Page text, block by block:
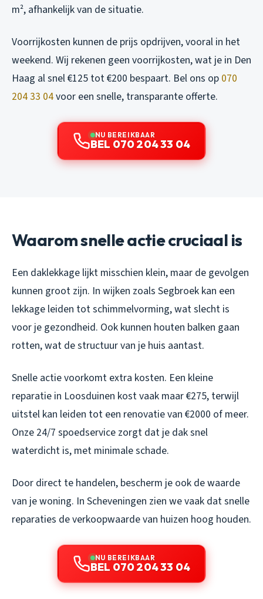
m², afhankelijk van de situatie.
Voorrijkosten kunnen de prijs opdrijven, vooral in het
weekend. Wij rekenen geen voorrijkosten, wat je in Den
Haag al snel €125 tot €200 bespaart. Bel ons op 070
204 33 04voor een snelle, transparante offerte.
NU BEREIKBAAR
BEL 070 204 33 04
Waarom snelle actie cruciaal is
Een daklekkage lijkt misschien klein, maar de gevolgen
kunnen groot zijn. In wijken zoals Segbroek kan een
lekkage leiden tot schimmelvorming, wat slecht is
voor je gezondheid. Ook kunnen houten balken gaan
rotten, wat de structuur van je huis aantast.
Snelle actie voorkomt extra kosten. Een kleine
reparatie in Loosduinen kost vaak maar €275, terwijl
uitstel kan leiden tot een renovatie van €2000 of meer.
Onze 24/7 spoedservice zorgt dat je dak snel
waterdicht is, met minimale schade.
Door direct te handelen, bescherm je ook de waarde
van je woning. In Scheveningen zien we vaak dat snelle
reparaties de verkoopwaarde van huizen hoog houden.
NU BEREIKBAAR
BEL 070 204 33 04